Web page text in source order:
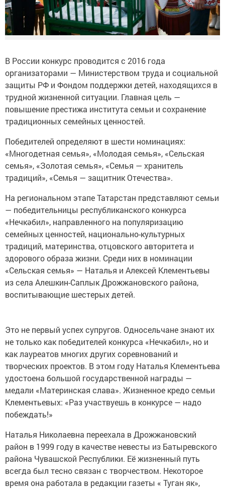
В России конкурс проводится с 2016 года
организаторами — Министерством труда и социальной
защиты РФ и Фондом поддержки детей, находящихся в
трудной жизненной ситуации. Главная цель —
повышение престижа института семьи и сохранение
традиционных семейных ценностей.
Победителей определяют в шести номинациях:
«Многодетная семья», «Молодая семья», «Сельская
семья», «Золотая семья», «Семья — хранитель
традиций», «Семья — защитник Отечества».
На региональном этапе Татарстан представляют семьи
— победительницы республиканского конкурса
«Нечкәбил», направленного на популяризацию
семейных ценностей, национально-культурных
традиций, материнства, отцовского авторитета и
здорового образа жизни. Среди них в номинации
«Сельская семья» — Наталья и Алексей Клементьевы
из села Алешкин-Саплык Дрожжановского района,
воспитывающие шестерых детей.
Это не первый успех супругов. Односельчане знают их
не только как победителей конкурса «Нечкәбил», но и
как лауреатов многих других соревнований и
творческих проектов. В этом году Наталья Клементьева
удостоена большой государственной награды —
медали «Материнская слава». Жизненное кредо семьи
Клементьевых: «Раз участвуешь в конкурсе — надо
побеждать!»
Наталья Николаевна переехала в Дрожжановский
район в 1999 году в качестве невесты из Батыревского
района Чувашской Республики. Её жизненный путь
всегда был тесно связан с творчеством. Некоторое
время она работала в редакции газеты « Туган як»,